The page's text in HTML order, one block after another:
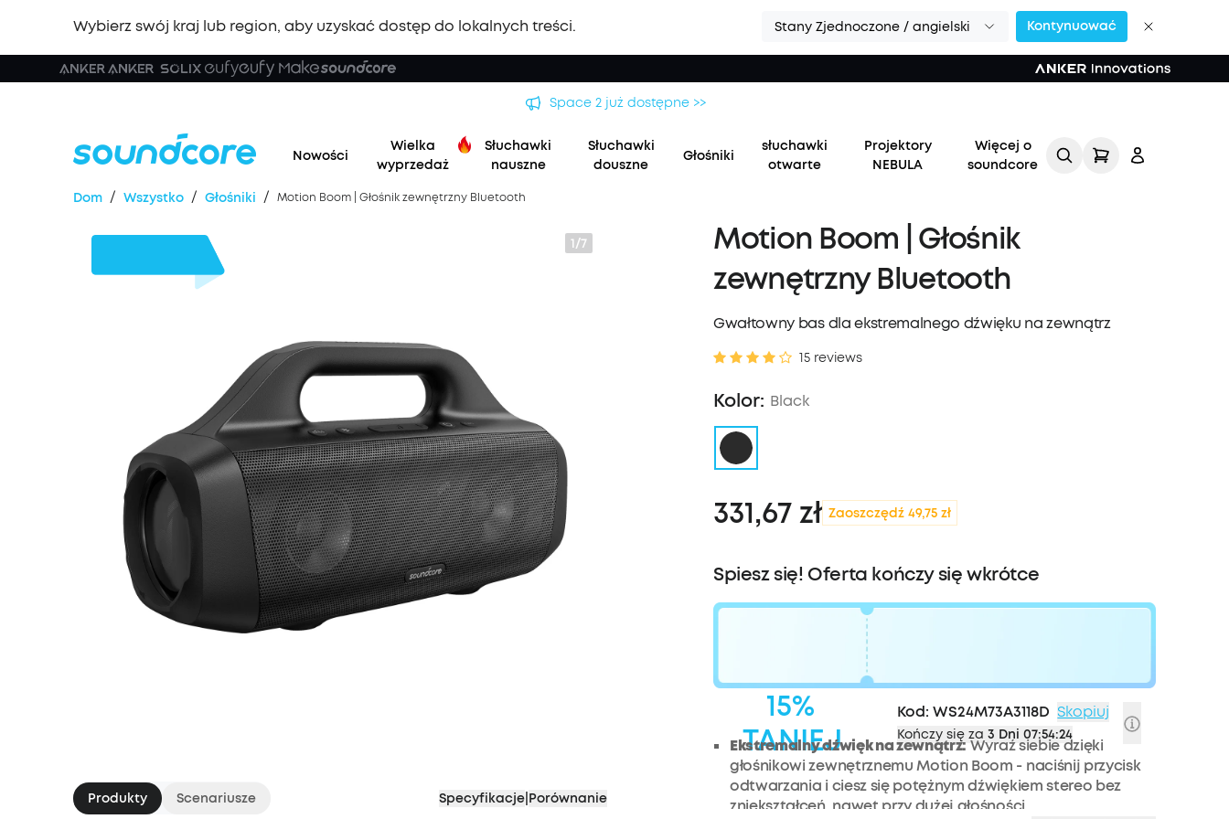
Wybierz swój kraj lub region, aby uzyskać dostęp do lokalnych treści. Stany Zjednoczone / angielski Kontynuować
🏆 Nowa seria soundcore Liberty 5 Pro | Najwyraźniejsze rozmowy na świecie >>
Nowości
Wielka
wyprzedaż
Słuchawki
nauszne
Słuchawki
douszne
Głośniki
słuchawki
otwarte
Projektory
NEBULA
Więcej o
soundcore
Zaloguj
się
Dom / Wszystko / Głośniki / Motion Boom | Głośnik zewnętrzny Bluetooth
1/7
Produkty Scenariusze Specyfikacje Porównanie
Motion Boom | Głośnik
zewnętrzny Bluetooth
Gwałtowny bas dla ekstremalnego dźwięku na zewnątrz
15 reviews
Kolor: Black
331,67 zł Zaoszczędź 49,75 zł
Spiesz się! Oferta kończy się wkrótce
15%
TANIEJ
Kod:WS24M73A3118D Skopiuj
Kończy się za 3 Dni 07:54:21
Ekstremalny dźwięk na zewnątrz: Wyraź siebie dzięki
głośnikowi zewnętrznemu Motion Boom - naciśnij przycisk
odtwarzania i ciesz się potężnym dźwiękiem stereo bez
zniekształceń, nawet przy dużej głośności.